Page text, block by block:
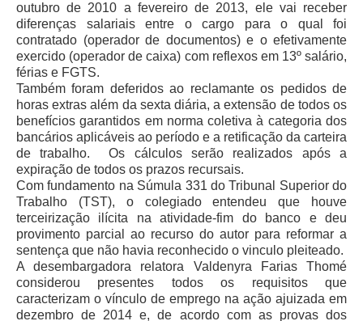
Comissão de Ética
Comitê de Priorização do Primeiro Grau
Comissão de Uniformização de Jurisprudência
Comitê de Gestão de Pessoas
Comissão de Vitaliciamento
Comitê de Atenção Integral à Saúde de Magistrados e
Servidores
Comitê de Segurança Permanente
Comitê de Combate ao Trabalho Infantil e de Estímulo à
Aprendizagem
Comitê de Incentivo à Participação Institucional Feminina
no âmbito do TRT-11
Comitê de Prevenção e Enfrentamento do Assédio
Moral, do Assédio Sexual e da Discriminação
outubro de 2010 a fevereiro de 2013, ele vai receber
diferenças salariais entre o cargo para o qual foi
contratado (operador de documentos) e o efetivamente
exercido (operador de caixa) com reflexos em 13º salário,
férias e FGTS.
Também foram deferidos ao reclamante os pedidos de
horas extras além da sexta diária, a extensão de todos os
benefícios garantidos em norma coletiva à categoria dos
bancários aplicáveis ao período e a retificação da carteira
de trabalho. Os cálculos serão realizados após a
expiração de todos os prazos recursais.
Com fundamento na Súmula 331 do Tribunal Superior do
Trabalho (TST), o colegiado entendeu que houve
terceirização ilícita na atividade-fim do banco e deu
provimento parcial ao recurso do autor para reformar a
sentença que não havia reconhecido o vinculo pleiteado.
A desembargadora relatora Valdenyra Farias Thomé
considerou presentes todos os requisitos que
caracterizam o vínculo de emprego na ação ajuizada em
dezembro de 2014 e, de acordo com as provas dos